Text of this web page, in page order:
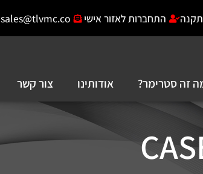
התחברות לאזור אישי sales@tlvmc.co
זה סטרימר? אודותינו צור קשר